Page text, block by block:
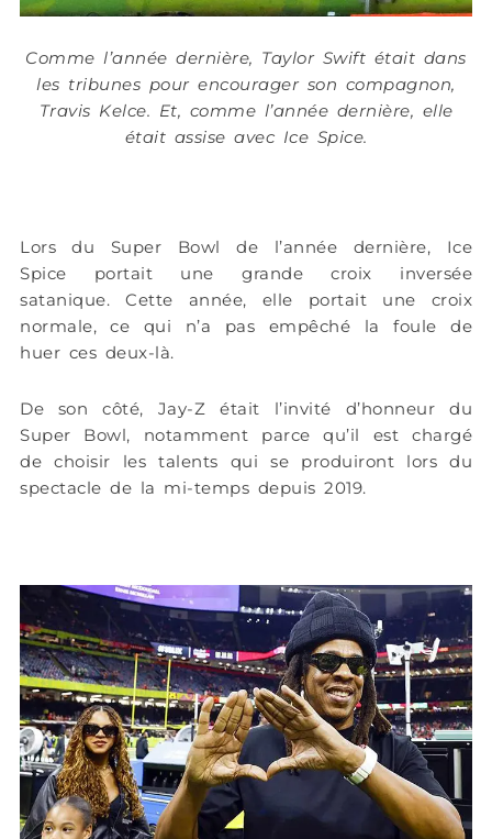
Comme l’année dernière, Taylor Swift était dans
les tribunes pour encourager son compagnon,
Travis Kelce. Et, comme l’année dernière, elle
était assise avec Ice Spice.
Lors du Super Bowl de l’année dernière, Ice
Spice portait une grande croix inversée
satanique. Cette année, elle portait une croix
normale, ce qui n’a pas empêché la foule de
huer ces deux-là.
De son côté, Jay-Z était l’invité d’honneur du
Super Bowl, notamment parce qu’il est chargé
de choisir les talents qui se produiront lors du
spectacle de la mi-temps depuis 2019.